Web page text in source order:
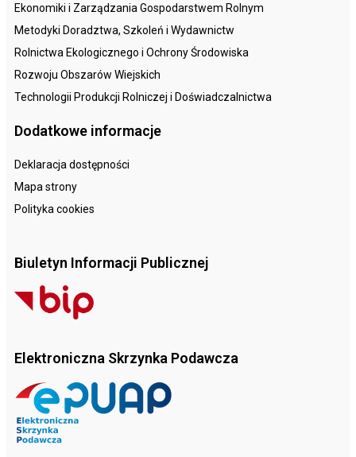
Ekonomiki i Zarządzania Gospodarstwem Rolnym
Metodyki Doradztwa, Szkoleń i Wydawnictw
Rolnictwa Ekologicznego i Ochrony Środowiska
Rozwoju Obszarów Wiejskich
Technologii Produkcji Rolniczej i Doświadczalnictwa
Dodatkowe informacje
Deklaracja dostępności
Mapa strony
Polityka cookies
Biuletyn Informacji Publicznej
Elektroniczna Skrzynka Podawcza